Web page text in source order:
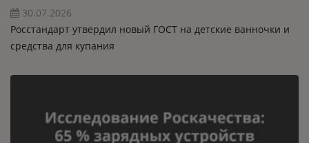
30.07.2026
Росстандарт утвердил новый ГОСТ на детские ванночки и
средства для купания